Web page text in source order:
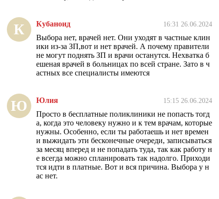
К Кубаноид 16:31 26.06.2024
Выбора нет, врачей нет. Они уходят в частные клин
ики из-за ЗП,вот и нет врачей. А почему правители
не могут поднять ЗП и врачи останутся. Нехватка б
ешеная врачей в больницах по всей стране. Зато в ч
астных все специалисты имеются
Ю Юлия 15:15 26.06.2024
Просто в бесплатные поликлиники не попасть тогд
а, когда это человеку нужно и к тем врачам, которые
нужны. Особенно, если ты работаешь и нет времен
и выжидать эти бесконечные очереди, записываться
за месяц вперед и не попадать туда, так как работу н
е всегда можно спланировать так надолго. Приходи
тся идти в платные. Вот и вся причина. Выбора у н
ас нет.